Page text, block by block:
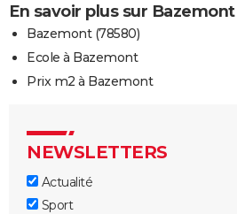
En savoir plus sur Bazemont
Bazemont (78580)
Ecole à Bazemont
Prix m2 à Bazemont
NEWSLETTERS
Actualité
Sport